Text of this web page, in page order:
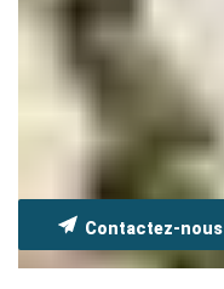
Contactez-nous